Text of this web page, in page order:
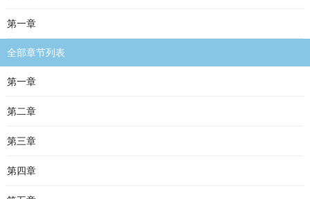
第一章
全部章节列表
第一章
第二章
第三章
第四章